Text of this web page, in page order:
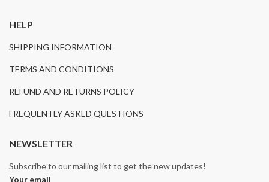
HELP
SHIPPING INFORMATION
TERMS AND CONDITIONS
REFUND AND RETURNS POLICY
FREQUENTLY ASKED QUESTIONS
NEWSLETTER
Subscribe to our mailing list to get the new updates!
Your email